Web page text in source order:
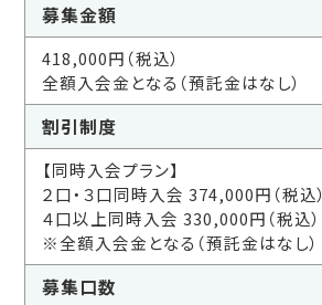
募集金額
418,000円（税込）
全額入会金となる（預託金はなし）
割引制度
【同時入会プラン】
２口・３口同時入会 374,000円（税込）
４口以上同時入会 330,000円（税込）
※全額入会金となる（預託金はなし）
募集口数